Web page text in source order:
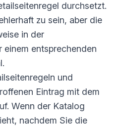
durchsetzt.
zu sein, aber die
in der
entsprechenden
und
Eintrag mit dem
Wenn der Katalog
nachdem Sie die